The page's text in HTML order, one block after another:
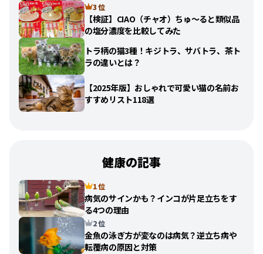
3 位
【検証】CIAO（チャオ）ちゅ〜ると類似品
の塩分濃度を比較してみた
トラ柄の猫3種！キジトラ、サバトラ、茶ト
ラの違いとは？
【2025年版】おしゃれで可愛い猫の名前お
すすめリスト118選
健康の記事
1 位
病気のサインかも？インコが片足立ちをす
る4つの理由
2 位
金魚の泳ぎ方が変なのは病気？逆立ち病や
転覆病の原因と対策